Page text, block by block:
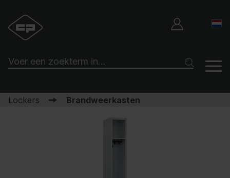
Lockers Brandweerkasten